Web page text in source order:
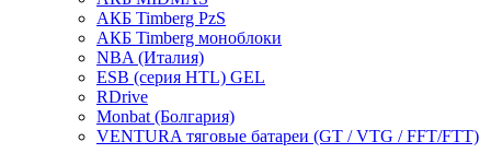
АКБ Timberg PzS
АКБ Timberg моноблоки
NBA (Италия)
ESB (серия HTL) GEL
RDrive
Monbat (Болгария)
VENTURA тяговые батареи (GT / VTG / FFT/FTT)